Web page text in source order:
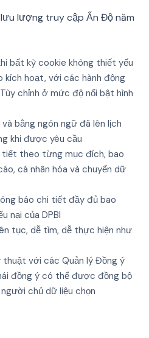
lượng truy cập Ấn Độ năm
bất kỳ cookie không thiết yếu
kích hoạt, với các hành động
chỉnh ở mức độ nổi bật hình
bằng ngôn ngữ đã lên lịch
khi được yêu cầu
theo từng mục đích, bao
cá nhân hóa và chuyển dữ
báo chi tiết đầy đủ bao
nại của DPBI
tục, dễ tìm, dễ thực hiện như
với các Quản lý Đồng ý
đồng ý có thể được đồng bộ
chủ dữ liệu chọn